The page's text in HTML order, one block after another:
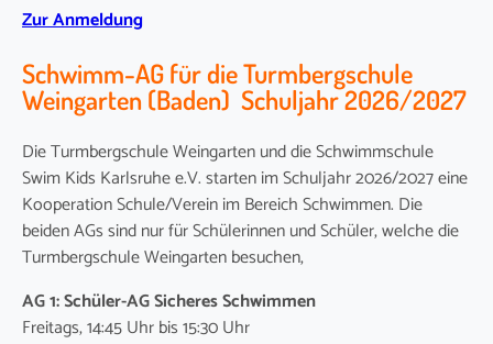
Zur Anmeldung
Schwimm-AG für die Turmbergschule
Weingarten (Baden) Schuljahr 2026/2027
Die Turmbergschule Weingarten und die Schwimmschule
Swim Kids Karlsruhe e.V. starten im Schuljahr 2026/2027 eine
Kooperation Schule/Verein im Bereich Schwimmen. Die
beiden AGs sind nur für Schülerinnen und Schüler, welche die
Turmbergschule Weingarten besuchen,
AG 1: Schüler-AG Sicheres Schwimmen
Freitags, 14:45 Uhr bis 15:30 Uhr